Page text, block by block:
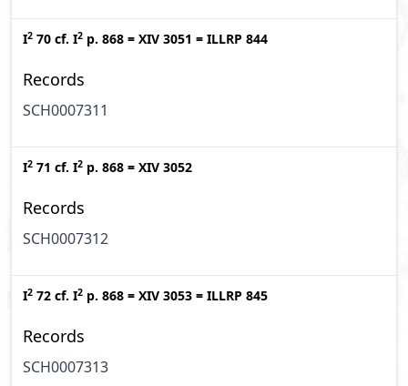
I2 70 cf. I2 p. 868 = XIV 3051 = ILLRP 844
Records
SCH0007311
I2 71 cf. I2 p. 868 = XIV 3052
Records
SCH0007312
I2 72 cf. I2 p. 868 = XIV 3053 = ILLRP 845
Records
SCH0007313